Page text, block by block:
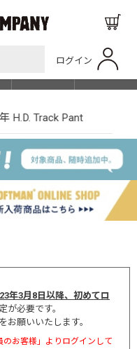
ログイン
SHOP LIST
H.D. Track Pant
年3月8日以降、初めてロ
が必要です。
お願いいたします。
お客様」よりログインして